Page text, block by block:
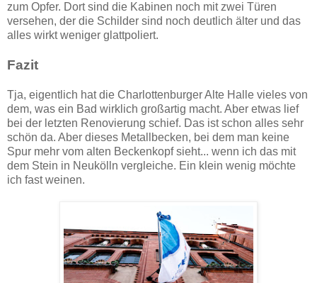
zum Opfer. Dort sind die Kabinen noch mit zwei Türen
versehen, der die Schilder sind noch deutlich älter und das
alles wirkt weniger glattpoliert.
Fazit
Tja, eigentlich hat die Charlottenburger Alte Halle vieles von
dem, was ein Bad wirklich großartig macht. Aber etwas lief
bei der letzten Renovierung schief. Das ist schon alles sehr
schön da. Aber dieses Metallbecken, bei dem man keine
Spur mehr vom alten Beckenkopf sieht... wenn ich das mit
dem Stein in Neukölln vergleiche. Ein klein wenig möchte
ich fast weinen.